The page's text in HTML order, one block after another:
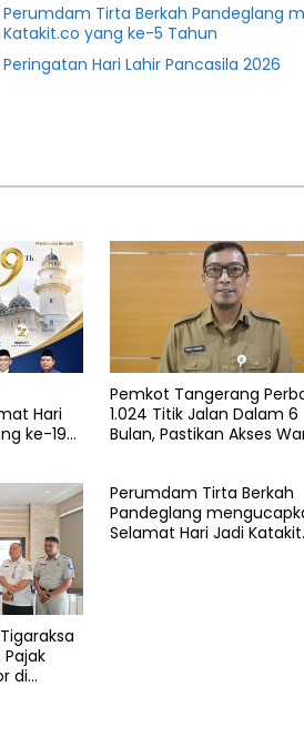
Perumdam Tirta Berkah Pandeglang
Katakit.co yang ke-5 Tahun
Peringatan Hari Lahir Pancasila 2026
najib
hamas
Paripurna
Peraturan
daerah
Raperda
Rpjmd
serang
Hari
ke-19
Pemkot Tangerang
1.024 Titik Jalan Dalam 6
Bulan, Pastikan Akses
di
Perumdam Tirta Berkah
Pandeglang
Selamat Hari Jadi